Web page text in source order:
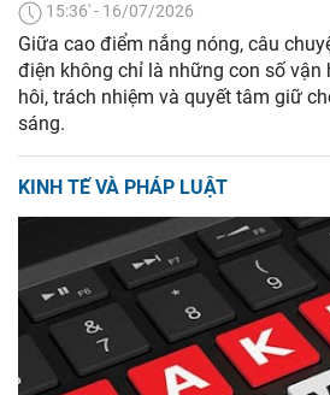
15:36' - 16/07/2026
Giữa cao điểm nắng nóng, câu
điện không chỉ là những con số vận
hôi, trách nhiệm và quyết tâm giữ
sáng.
KINH TẾ VÀ PHÁP LUẬT